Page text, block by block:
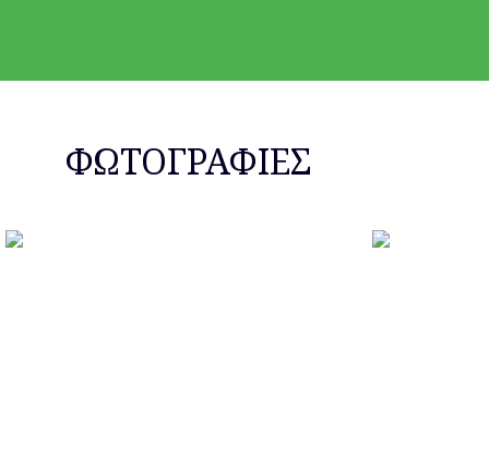
ΕΠΙΠΛΕΟΝ ΕΥΡΟΣ ΕΡΓΑΣΙΩΝ ΓΙΑ
ΦΩΤΟΓΡΑΦΙΕΣ